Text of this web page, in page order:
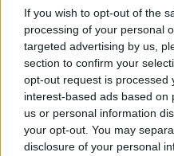
If you wish to opt-out of the
processing of your personal
targeted advertising by us,
section to confirm your
opt-out request is processed
interest-based ads based on
us or personal information
your opt-out. You may
disclosure of your personal